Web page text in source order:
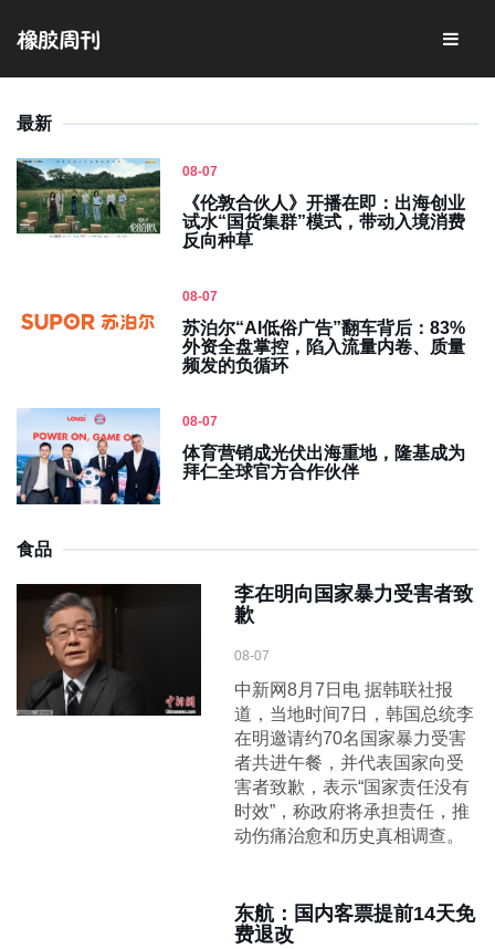
最新
08-07
《伦敦合伙人》开播在即：出海创业
试水“国货集群”模式，带动入境消费
反向种草
08-07
苏泊尔“AI低俗广告”翻车背后：83%
外资全盘掌控，陷入流量内卷、质量
频发的负循环
08-07
体育营销成光伏出海重地，隆基成为
拜仁全球官方合作伙伴
食品
李在明向国家暴力受害者致
歉
08-07
中新网8月7日电 据韩联社报
道，当地时间7日，韩国总统李
在明邀请约70名国家暴力受害
者共进午餐，并代表国家向受
害者致歉，表示“国家责任没有
时效”，称政府将承担责任，推
动伤痛治愈和历史真相调查。
东航：国内客票提前14天免
费退改